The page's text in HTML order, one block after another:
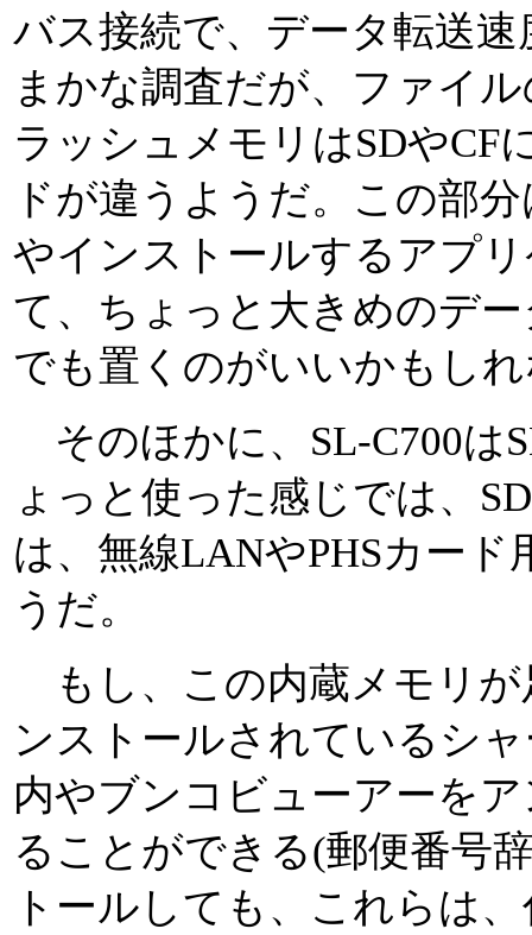
バス接続で、データ転送
まかな調査だが、ファイ
ラッシュメモリはSDやCF
ドが違うようだ。この部
やインストールするアプ
て、ちょっと大きめのデ
でも置くのがいいかもし
そのほかに、SL-C700は
ょっと使った感じでは、
は、無線LANやPHSカー
うだ。
もし、この内蔵メモリが
ンストールされているシ
内やブンコビューアーを
ることができる(郵便番号
トールしても、これらは